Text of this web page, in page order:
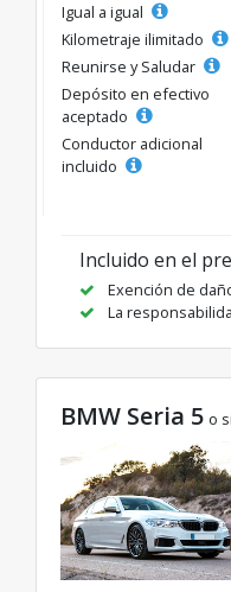
Igual a igual
Kilometraje ilimitado
Reunirse y Saludar
Depósito en efectivo
aceptado
Conductor adicional
incluido
Incluido en el
Exención de
La
BMW Seria 5 o